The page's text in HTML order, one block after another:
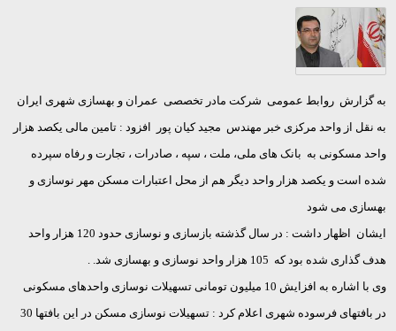
به گزارش روابط عمومی شرکت مادر تخصصی عمران و بهسازی شهری ایران
به نقل از واحد مرکزی خبر مهندس مجید کیان پور افزود : تامین مالی یکصد هزار
واحد مسکونی به بانک های ملی، ملت ، سپه ، صادرات ، تجارت و رفاه سپرده
شده است و یکصد هزار واحد دیگر هم از محل اعتبارات مسکن مهر نوسازی و
بهسازی می شود
ایشان اظهار داشت : در سال گذشته بازسازی و نوسازی حدود 120 هزار واحد
هدف گذاری شده بود که 105 هزار واحد نوسازی و بهسازی شد.
وی با اشاره به افزایش 10 میلیون تومانی تسهیلات نوسازی واحدهای مسکونی
در بافتهای فرسوده شهری اعلام کرد : تسهیلات نوسازی مسکن در این بافتها 30